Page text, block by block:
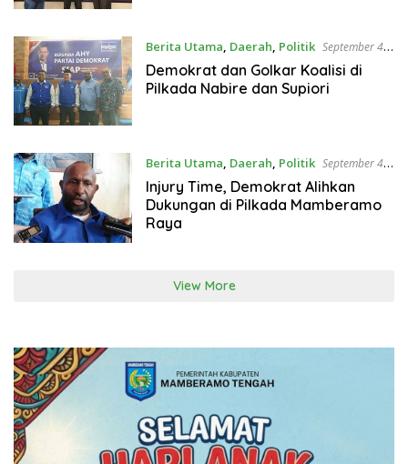
Berita Utama, Daerah, Politik September 4,
2020
Demokrat dan Golkar Koalisi di
Pilkada Nabire dan Supiori
Berita Utama, Daerah, Politik September 4,
2020
Injury Time, Demokrat Alihkan
Dukungan di Pilkada Mamberamo
Raya
View More